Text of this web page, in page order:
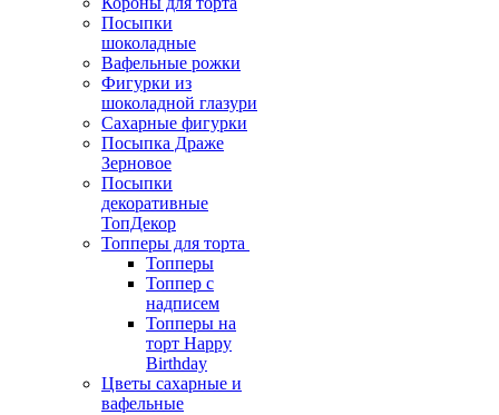
Посыпки
шоколадные
Вафельные рожки
Фигурки из
шоколадной глазури
Сахарные фигурки
Посыпка Драже
Зерновое
Посыпки
декоративные
ТопДекор
Топперы для торта
Топперы
Топпер с
надписем
Топперы на
торт Happy
Birthday
Цветы сахарные и
вафельные